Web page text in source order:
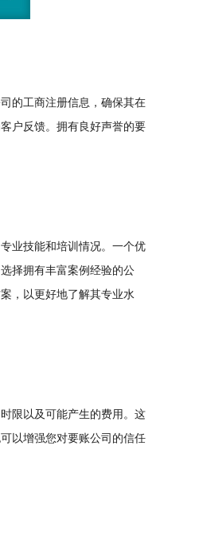
的工商注册信息，确保其在
户反馈。拥有良好声誉的要
业技能和培训情况。一个优
择拥有丰富案例经验的公
，以更好地了解其专业水
限以及可能产生的费用。这
以增强您对要账公司的信任